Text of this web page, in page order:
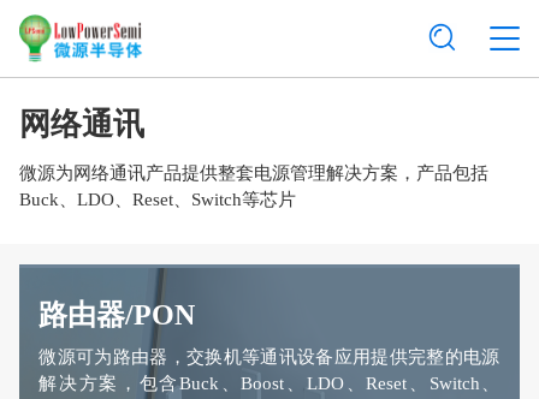
网络通讯
微源为网络通讯产品提供整套电源管理解决方案，产品包括
Buck、LDO、Reset、Switch等芯片
路由器/PON
微源可为路由器，交换机等通讯设备应用提供完整的电源
解决方案，包含Buck、Boost、LDO、Reset、Switch、